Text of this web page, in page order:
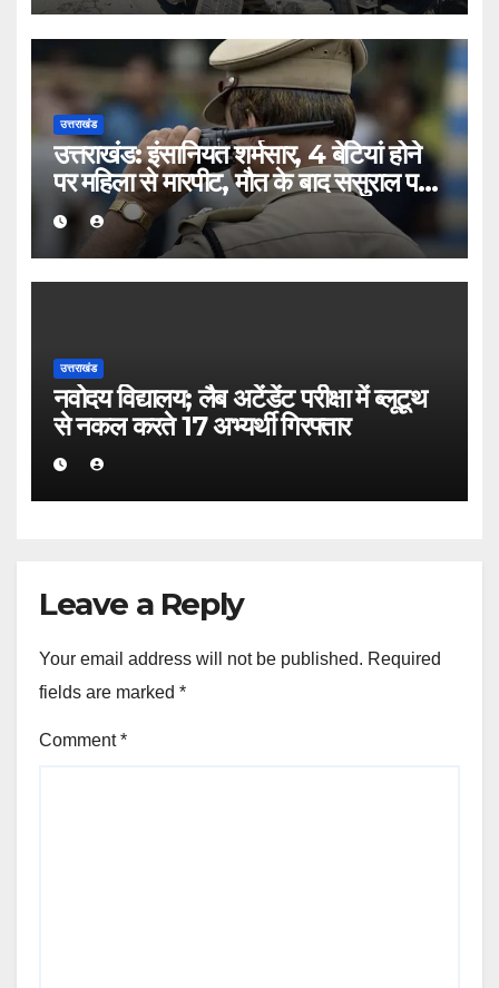
उत्तराखंड
उत्तराखंड: इंसानियत शर्मसार, 4 बेटियां होने
पर महिला से मारपीट, मौत के बाद ससुराल पक्ष
पर हत्या का मुकदमा
उत्तराखंड
नवोदय विद्यालय; लैब अटेंडेंट परीक्षा में ब्लूटूथ
से नकल करते 17 अभ्यर्थी गिरफ्तार
Leave a Reply
Your email address will not be published. Required
fields are marked *
Comment*